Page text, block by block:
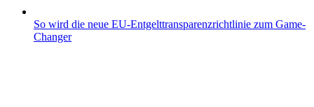
So wird die neue EU-Entgelttransparenzrichtlinie zum Game-
Changer